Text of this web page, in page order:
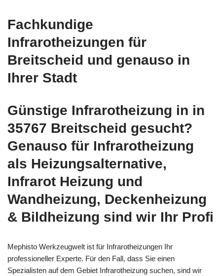
Fachkundige
Infrarotheizungen für
Breitscheid und genauso in
Ihrer Stadt
Günstige Infrarotheizung in in
35767 Breitscheid gesucht?
Genauso für Infrarotheizung
als Heizungsalternative,
Infrarot Heizung und
Wandheizung, Deckenheizung
& Bildheizung sind wir Ihr Profi
Mephisto Werkzeugwelt ist für Infrarotheizungen Ihr
professioneller Experte. Für den Fall, dass Sie einen
Spezialisten auf dem Gebiet Infrarotheizung suchen, sind wir